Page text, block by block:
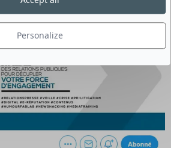
CorioLink
Personalize